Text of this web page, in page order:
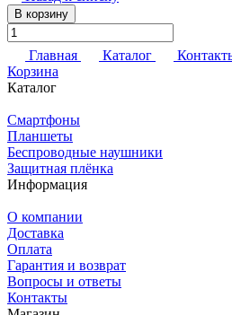
В корзину
Главная Каталог
Корзина
Каталог
Смартфоны
Планшеты
Беспроводные наушники
Защитная плёнка
Информация
О компании
Доставка
Оплата
Гарантия и возврат
Вопросы и ответы
Контакты